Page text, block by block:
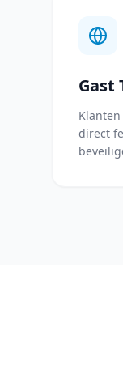
Gast
direct